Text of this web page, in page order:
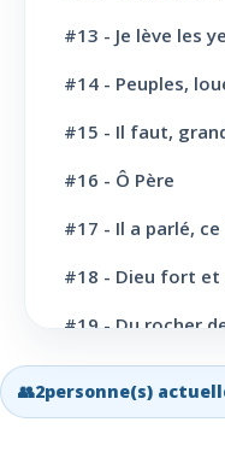
L' Eglise: Missions
L' Eglise: Dernier
L' Eglise: Bapteme
L' Sainte scène
Evangélisation:
Vie Chrétienne:
#13 - Je lève les
#14 - Peuples,
#15 - Il faut,
#16 - Ô Père
#17 - Il a parlé, ce
#18 - Dieu fort et
#19 - Du rocher
#20 - Grand
#21 - Ô toi dont
👥2personne(s)